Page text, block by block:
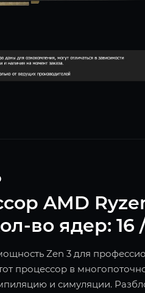
AMD
во ядер: 16
Zen 3 для
процессор в
и симуляции.